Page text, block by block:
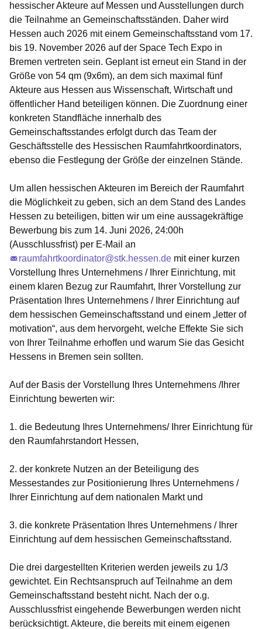
hessischer Akteure auf Messen und Ausstellungen durch
die Teilnahme an Gemeinschaftsständen. Daher wird
Hessen auch 2026 mit einem Gemeinschaftsstand vom 17.
bis 19. November 2026 auf der Space Tech Expo in
Bremen vertreten sein. Geplant ist erneut ein Stand in der
Größe von 54 qm (9x6m), an dem sich maximal fünf
Akteure aus Hessen aus Wissenschaft, Wirtschaft und
öffentlicher Hand beteiligen können. Die Zuordnung einer
konkreten Standfläche innerhalb des
Gemeinschaftsstandes erfolgt durch das Team der
Geschäftsstelle des Hessischen Raumfahrtkoordinators,
ebenso die Festlegung der Größe der einzelnen Stände.
Um allen hessischen Akteuren im Bereich der Raumfahrt
die Möglichkeit zu geben, sich an dem Stand des Landes
Hessen zu beteiligen, bitten wir um eine aussagekräftige
Bewerbung bis zum 14. Juni 2026, 24:00h
(Ausschlussfrist) per E-Mail an
raumfahrtkoordinator@stk.hessen.de mit einer kurzen
Vorstellung Ihres Unternehmens / Ihrer Einrichtung, mit
einem klaren Bezug zur Raumfahrt, Ihrer Vorstellung zur
Präsentation Ihres Unternehmens / Ihrer Einrichtung auf
dem hessischen Gemeinschaftsstand und einem „letter of
motivation“, aus dem hervorgeht, welche Effekte Sie sich
von Ihrer Teilnahme erhoffen und warum Sie das Gesicht
Hessens in Bremen sein sollten.
Auf der Basis der Vorstellung Ihres Unternehmens /Ihrer
Einrichtung bewerten wir:
1. die Bedeutung Ihres Unternehmens/ Ihrer Einrichtung für
den Raumfahrstandort Hessen,
2. der konkrete Nutzen an der Beteiligung des
Messestandes zur Positionierung Ihres Unternehmens /
Ihrer Einrichtung auf dem nationalen Markt und
3. die konkrete Präsentation Ihres Unternehmens / Ihrer
Einrichtung auf dem hessischen Gemeinschaftsstand.
Die drei dargestellten Kriterien werden jeweils zu 1/3
gewichtet. Ein Rechtsanspruch auf Teilnahme an dem
Gemeinschaftsstand besteht nicht. Nach der o.g.
Ausschlussfrist eingehende Bewerbungen werden nicht
berücksichtigt. Akteure, die bereits mit einem eigenen